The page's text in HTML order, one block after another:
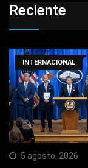
Reciente
INTERNACIONAL
5 agosto, 2026